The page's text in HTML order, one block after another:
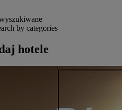
by categories
hotele